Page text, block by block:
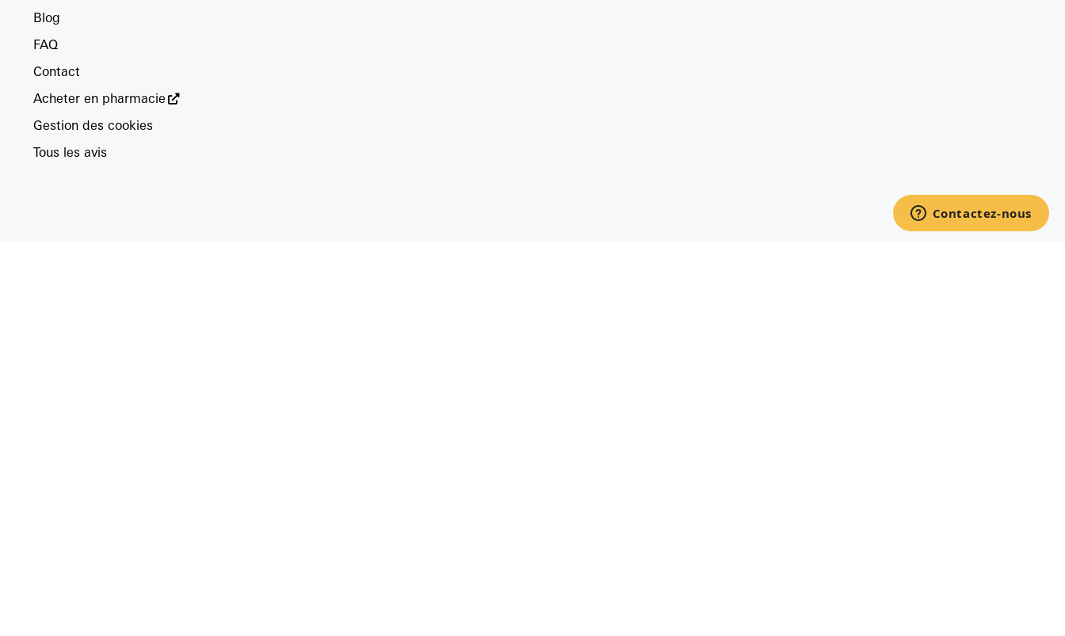
Blog
FAQ
Contact
Acheter en pharmacie
Gestion des cookies
Tous les avis